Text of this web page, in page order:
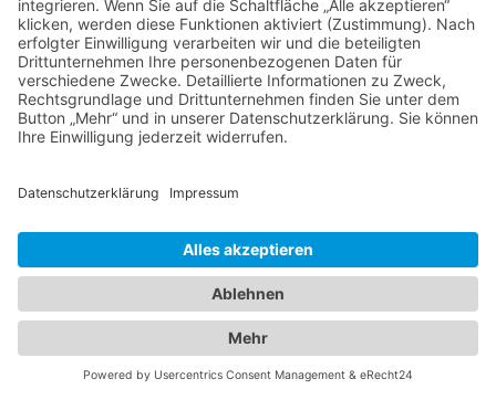
Alle Fotos © Christoph Gramann
ImpressumDatenschutz